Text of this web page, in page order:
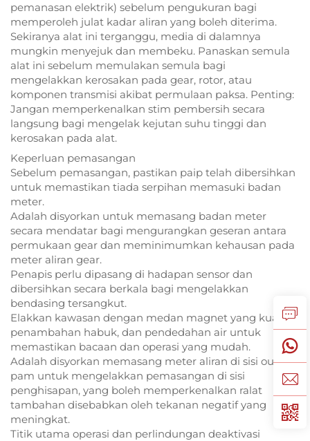
pemanasan elektrik) sebelum pengukuran bagi
memperoleh julat kadar aliran yang boleh diterima.
Sekiranya alat ini terganggu, media di dalamnya
mungkin menyejuk dan membeku. Panaskan semula
alat ini sebelum memulakan semula bagi
mengelakkan kerosakan pada gear, rotor, atau
komponen transmisi akibat permulaan paksa. Penting:
Jangan memperkenalkan stim pembersih secara
langsung bagi mengelak kejutan suhu tinggi dan
kerosakan pada alat.
Keperluan pemasangan
Sebelum pemasangan, pastikan paip telah dibersihkan
untuk memastikan tiada serpihan memasuki badan
meter.
Adalah disyorkan untuk memasang badan meter
secara mendatar bagi mengurangkan geseran antara
permukaan gear dan meminimumkan kehausan pada
meter aliran gear.
Penapis perlu dipasang di hadapan sensor dan
dibersihkan secara berkala bagi mengelakkan
bendasing tersangkut.
Elakkan kawasan dengan medan magnet yang kuat,
penambahan habuk, dan pendedahan air untuk
memastikan bacaan dan operasi yang mudah.
Adalah disyorkan memasang meter aliran di sisi output
pam untuk mengelakkan pemasangan di sisi
penghisapan, yang boleh memperkenalkan ralat
tambahan disebabkan oleh tekanan negatif yang
meningkat.
Titik utama operasi dan perlindungan deaktivasi